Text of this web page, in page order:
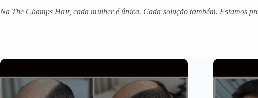
Na The Champs Hair, cada mulher é única. Cada solução também. Estamos